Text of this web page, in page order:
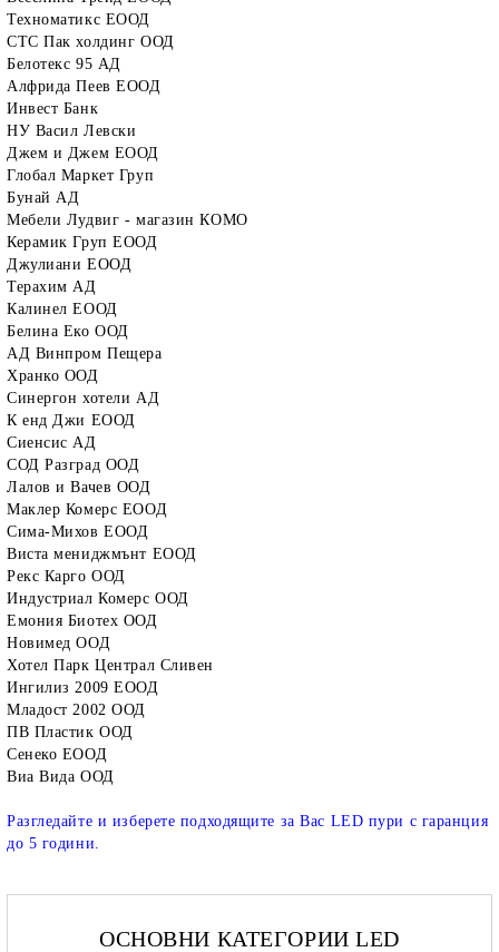
Техноматикс ЕООД
СТС Пак холдинг ООД
Белотекс 95 АД
Алфрида Пеев ЕООД
Инвест Банк
НУ Васил Левски
Джем и Джем ЕООД
Глобал Маркет Груп
Бунай АД
Мебели Лудвиг - магазин КОМО
Керамик Груп ЕООД
Джулиани ЕООД
Терахим АД
Калинел ЕООД
Белина Еко ООД
АД Винпром Пещера
Хранко ООД
Синергон хотели АД
К енд Джи ЕООД
Сиенсис АД
СОД Разград ООД
Лалов и Вачев ООД
Маклер Комерс ЕООД
Сима-Михов ЕООД
Виста мениджмънт ЕООД
Рекс Карго ООД
Индустриал Комерс ООД
Емония Биотех ООД
Новимед ООД
Хотел Парк Централ Сливен
Ингилиз 2009 ЕООД
Младост 2002 ООД
ПВ Пластик ООД
Сенеко ЕООД
Виа Вида ООД
Разгледайте и изберете подходящите за Вас LED пури с гаранция
до 5 години.
ОСНОВНИ КАТЕГОРИИ LED